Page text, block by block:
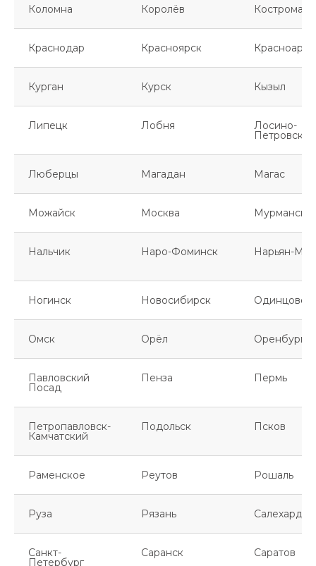
Коломна Королёв Кострома
Краснодар Красноярск
Курган Курск Кызыл
Липецк Лобня Лосино-
Петровский
Люберцы Магадан Магас
Можайск Москва Мурманск
Нальчик Наро-Фоминск Нарьян-Мар
Ногинск Новосибирск Одинцово
Омск Орёл Оренбург
Павловский
Посад
Пенза Пермь
Петропавловск-
Камчатский
Подольск Псков
Раменское Реутов Рошаль
Руза Рязань Салехард
Санкт-
Петербург
Саранск Саратов